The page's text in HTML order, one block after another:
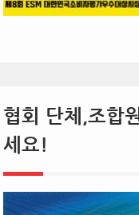
협회 단체,조합
세요!